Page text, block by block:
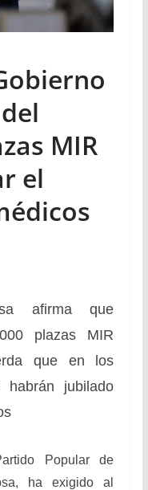
MIR
el
afirma que
plazas MIR
que en los
jubilado
Popular de
ha exigido al